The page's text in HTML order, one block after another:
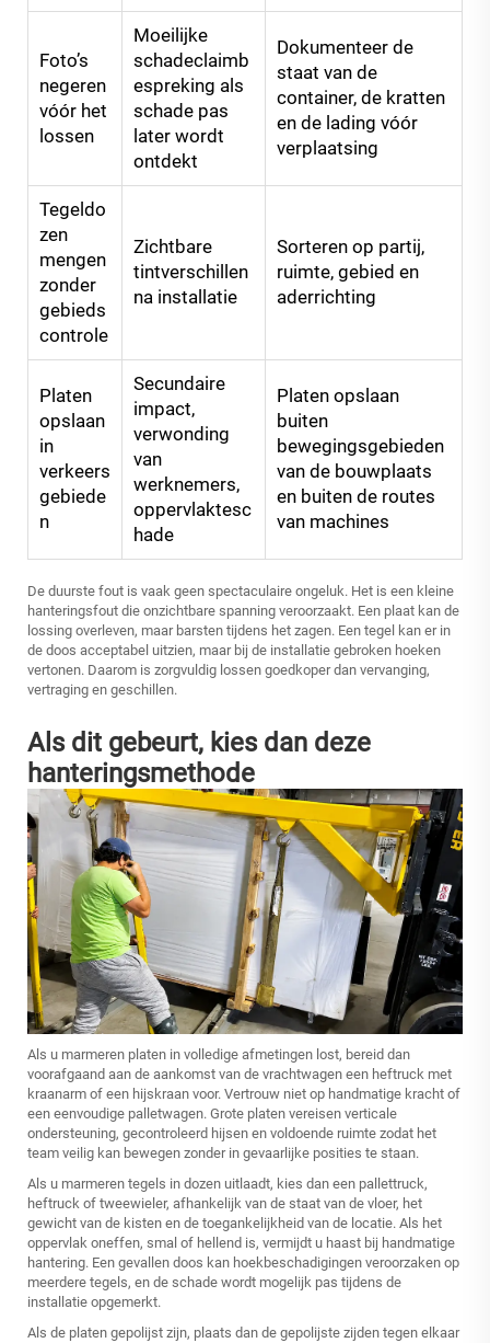
Foto’s
negeren
vóór het
lossen
Moeilijke
schadeclaimb
espreking als
schade pas
later wordt
ontdekt
Dokumenteer de
staat van de
container, de kratten
en de lading vóór
verplaatsing
Tegeldo
zen
mengen
zonder
gebieds
controle
Zichtbare
tintverschillen
na installatie
Sorteren op partij,
ruimte, gebied en
aderrichting
Platen
opslaan
in
verkeers
gebiede
n
Secundaire
impact,
verwonding
van
werknemers,
oppervlaktesc
hade
Platen opslaan
buiten
bewegingsgebieden
van de bouwplaats
en buiten de routes
van machines
De duurste fout is vaak geen spectaculaire ongeluk. Het is een kleine
hanteringsfout die onzichtbare spanning veroorzaakt. Een plaat kan de
lossing overleven, maar barsten tijdens het zagen. Een tegel kan er in
de doos acceptabel uitzien, maar bij de installatie gebroken hoeken
vertonen. Daarom is zorgvuldig lossen goedkoper dan vervanging,
vertraging en geschillen.
Als dit gebeurt, kies dan deze
hanteringsmethode
Als u marmeren platen in volledige afmetingen lost, bereid dan
voorafgaand aan de aankomst van de vrachtwagen een heftruck met
kraanarm of een hijskraan voor. Vertrouw niet op handmatige kracht of
een eenvoudige palletwagen. Grote platen vereisen verticale
ondersteuning, gecontroleerd hijsen en voldoende ruimte zodat het
team veilig kan bewegen zonder in gevaarlijke posities te staan.
Als u marmeren tegels in dozen uitlaadt, kies dan een pallettruck,
heftruck of tweewieler, afhankelijk van de staat van de vloer, het
gewicht van de kisten en de toegankelijkheid van de locatie. Als het
oppervlak oneffen, smal of hellend is, vermijdt u haast bij handmatige
hantering. Een gevallen doos kan hoekbeschadigingen veroorzaken op
meerdere tegels, en de schade wordt mogelijk pas tijdens de
installatie opgemerkt.
Als de platen gepolijst zijn, plaats dan de gepolijste zijden tegen elkaar